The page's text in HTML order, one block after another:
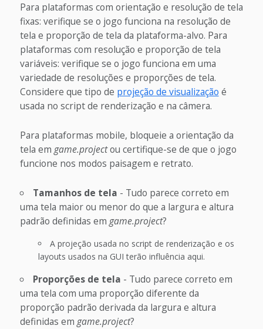
Para plataformas com orientação e resolução de tela
fixas: verifique se o jogo funciona na resolução de
tela e proporção de tela da plataforma-alvo. Para
plataformas com resolução e proporção de tela
variáveis: verifique se o jogo funciona em uma
variedade de resoluções e proporções de tela.
Considere que tipo de projeção de visualização é
usada no script de renderização e na câmera.
Para plataformas mobile, bloqueie a orientação da
tela em game.projectou certifique-se de que o jogo
funcione nos modos paisagem e retrato.
Tamanhos de tela - Tudo parece correto em
uma tela maior ou menor do que a largura e altura
padrão definidas em game.project?
A projeção usada no script de renderização e os
layouts usados na GUI terão influência aqui.
Proporções de tela - Tudo parece correto em
uma tela com uma proporção diferente da
proporção padrão derivada da largura e altura
definidas emgame.project?